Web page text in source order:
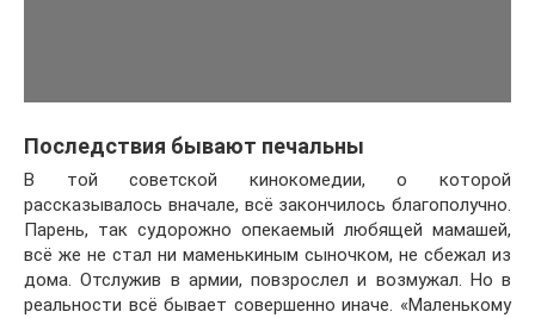
Последствия бывают печальны
В той советской кинокомедии, о которой
рассказывалось вначале, всё закончилось благополучно.
Парень, так судорожно опекаемый любящей мамашей,
всё же не стал ни маменькиным сыночком, не сбежал из
дома. Отслужив в армии, повзрослел и возмужал. Но в
реальности всё бывает совершенно иначе. «Маленькому